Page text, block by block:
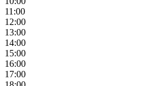
11:00
12:00
13:00
14:00
15:00
16:00
17:00